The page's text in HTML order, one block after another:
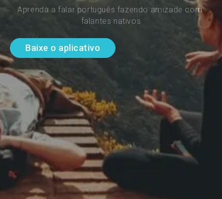
Aprenda a falar português fazendo amizade com
falantes nativos
Baixe o aplicativo